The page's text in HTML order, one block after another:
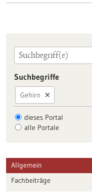
Suchbegriffe
Gehirn
dieses Portal
alle Portale
Allgemein
Fachbeiträge